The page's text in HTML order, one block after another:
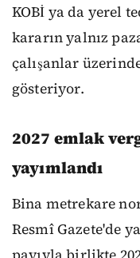
KOBİ ya da yerel
kararın yalnız
çalışanlar
gösteriyor.
2027 emlak
yayımlandı
Bina metrekare
Resmî Gazete'de